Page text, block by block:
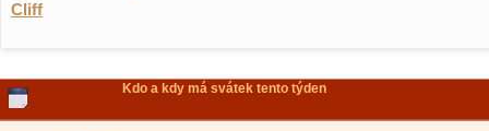
Cliff
Kdo a kdy má svátek tento týden